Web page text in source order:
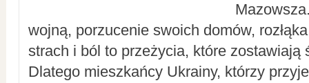
wojną, porzucenie swoich domów,
strach i ból to przeżycia, które zostawiają
Dlatego mieszkańcy Ukrainy, którzy